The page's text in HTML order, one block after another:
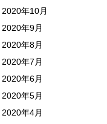
2020年10月
2020年9月
2020年8月
2020年7月
2020年6月
2020年5月
2020年4月